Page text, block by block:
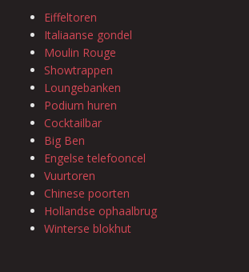
Eiffeltoren
Italiaanse gondel
Moulin Rouge
Showtrappen
Loungebanken
Podium huren
Cocktailbar
Big Ben
Engelse telefooncel
Vuurtoren
Chinese poorten
Hollandse ophaalbrug
Winterse blokhut